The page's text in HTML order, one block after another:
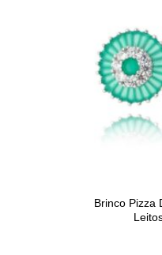
Brinco Pizza